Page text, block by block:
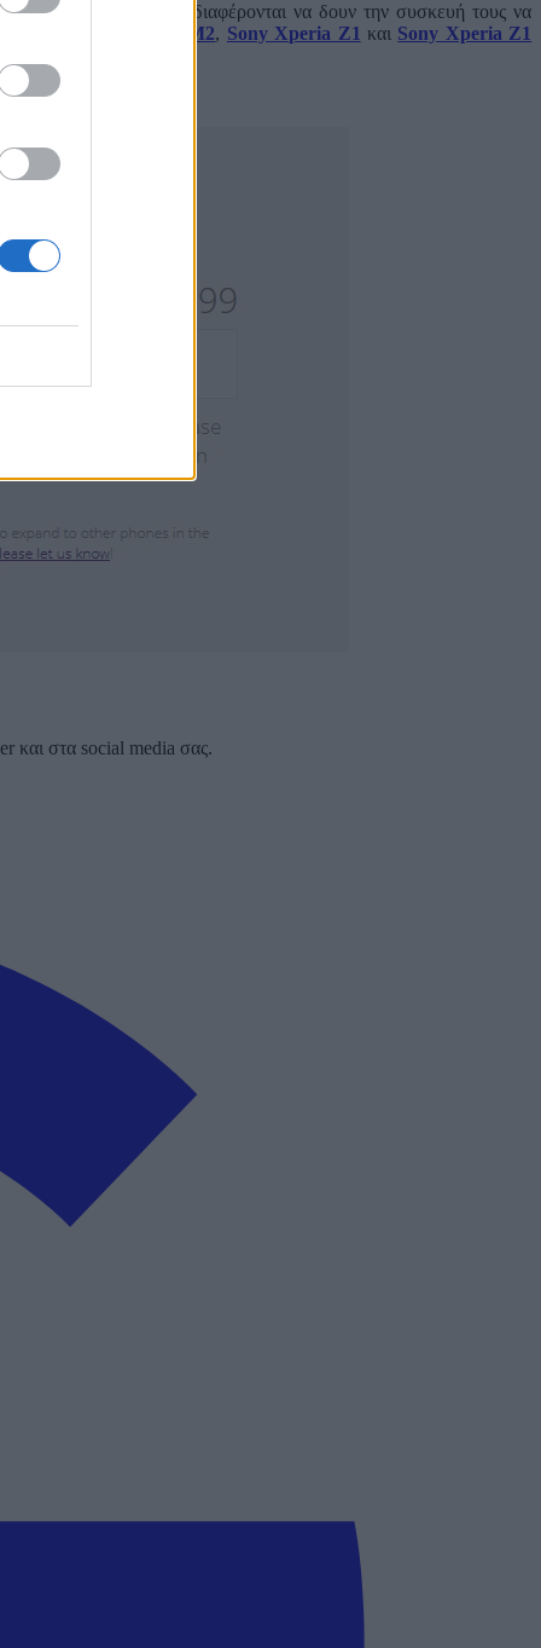
να αναφέρουν αν ενδιαφέρονται να δουν την συσκευή τους να
Sony Xperia M2, Sony Xperia Z1 και Sony Xperia Z1
και στα social media σας.